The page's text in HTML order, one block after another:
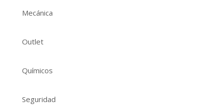
Mecánica
Outlet
Químicos
Seguridad